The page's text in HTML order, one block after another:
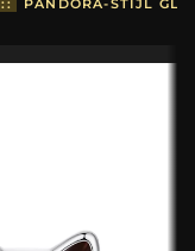
:: PANDORA-STIJL